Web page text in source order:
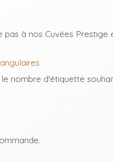
à nos Cuvées Prestige
nombre d'étiquette